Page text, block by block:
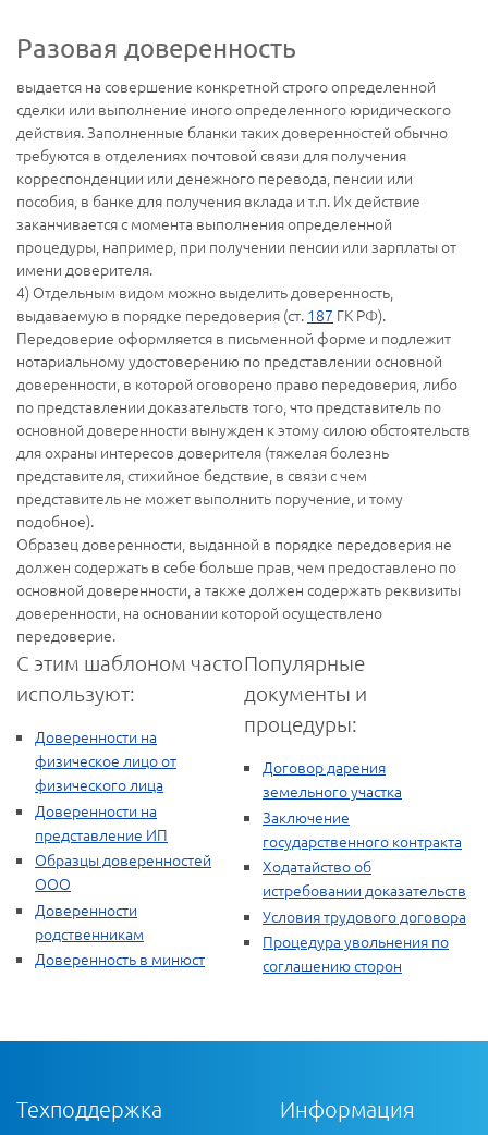
Разовая доверенность
выдается на совершение конкретной строго определенной
сделки или выполнение иного определенного юридического
действия. Заполненные бланки таких доверенностей обычно
требуются в отделениях почтовой связи для получения
корреспонденции или денежного перевода, пенсии или
пособия, в банке для получения вклада и т.п. Их действие
заканчивается с момента выполнения определенной
процедуры, например, при получении пенсии или зарплаты от
имени доверителя.
4) Отдельным видом можно выделить доверенность,
выдаваемую в порядке передоверия (ст. 187 ГК РФ).
Передоверие оформляется в письменной форме и подлежит
нотариальному удостоверению по представлении основной
доверенности, в которой оговорено право передоверия, либо
по представлении доказательств того, что представитель по
основной доверенности вынужден к этому силою обстоятельств
для охраны интересов доверителя (тяжелая болезнь
представителя, стихийное бедствие, в связи с чем
представитель не может выполнить поручение, и тому
подобное).
Образец доверенности, выданной в порядке передоверия не
должен содержать в себе больше прав, чем предоставлено по
основной доверенности, а также должен содержать реквизиты
доверенности, на основании которой осуществлено
передоверие.
С этим шаблоном часто
используют:
Доверенности на
физическое лицо от
физического лица
Доверенности на
представление ИП
Образцы доверенностей
ООО
Доверенности
родственникам
Доверенность в минюст
Популярные
документы и
процедуры:
Договор дарения
земельного участка
Заключение
государственного контракта
Ходатайство об
истребовании доказательств
Условия трудового договора
Процедура увольнения по
соглашению сторон
Техподдержка Информация